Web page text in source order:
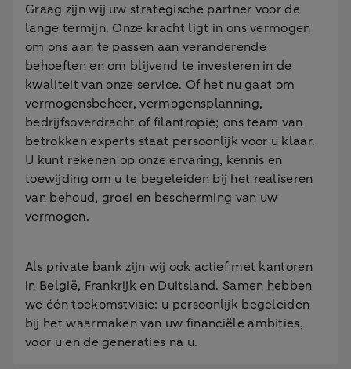
Graag zijn wij uw strategische partner voor de
lange termijn. Onze kracht ligt in ons vermogen
om ons aan te passen aan veranderende
behoeften en om blijvend te investeren in de
kwaliteit van onze service. Of het nu gaat om
vermogensbeheer, vermogensplanning,
bedrijfsoverdracht of filantropie; ons team van
betrokken experts staat persoonlijk voor u klaar.
U kunt rekenen op onze ervaring, kennis en
toewijding om u te begeleiden bij het realiseren
van behoud, groei en bescherming van uw
vermogen.
Als private bank zijn wij ook actief met kantoren
in België, Frankrijk en Duitsland. Samen hebben
we één toekomstvisie: u persoonlijk begeleiden
bij het waarmaken van uw financiële ambities,
voor u en de generaties na u.